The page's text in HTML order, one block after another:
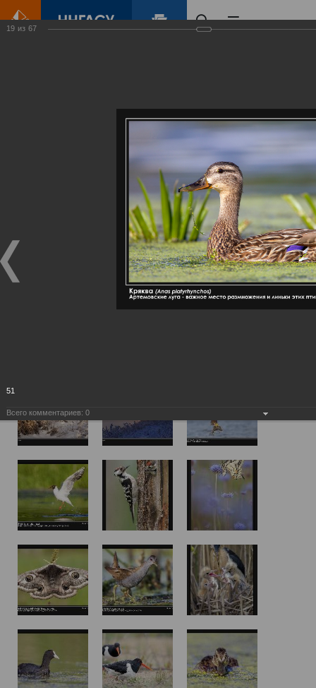
Фотогалерея
19 из 67
51
Всего комментариев: 0